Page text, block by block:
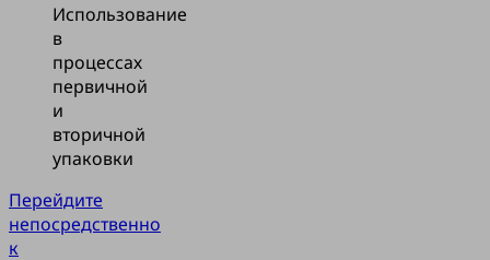
Использование
в
процессах
первичной
и
вторичной
упаковки
Перейдите
непосредственно
к